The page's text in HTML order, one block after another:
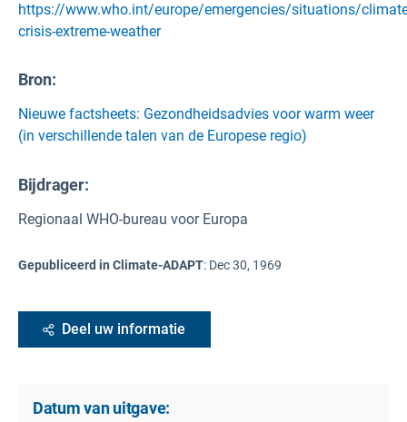
https://www.who.int/europe/emergencies/situations/
crisis-extreme-weather
Bron:
Nieuwe factsheets: Gezondheidsadvies voor warm weer
(in verschillende talen van de Europese regio)
Bijdrager:
Regionaal WHO-bureau voor Europa
Gepubliceerd in Climate-ADAPT: Dec 30, 1969
Deel uw informatie
Datum van uitgave: